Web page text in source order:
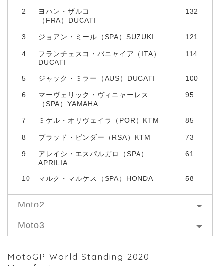
2
ヨハン・ザルコ
（FRA）DUCATI
132
3 ジョアン・ミール（SPA）SUZUKI 121
4
フランチェスコ・バニャイア（ITA）
DUCATI
114
5 ジャック・ミラー（AUS）DUCATI 100
6
マーヴェリック・ヴィニャーレス
（SPA）YAMAHA
95
7 ミゲル・オリヴェイラ（POR）KTM 85
8 ブラッド・ビンダー（RSA）KTM 73
9
アレイシ・エスパルガロ（SPA）
APRILIA
61
10 マルク・マルケス（SPA）HONDA 58
Moto2
Moto3
MotoGP World Standing 2020